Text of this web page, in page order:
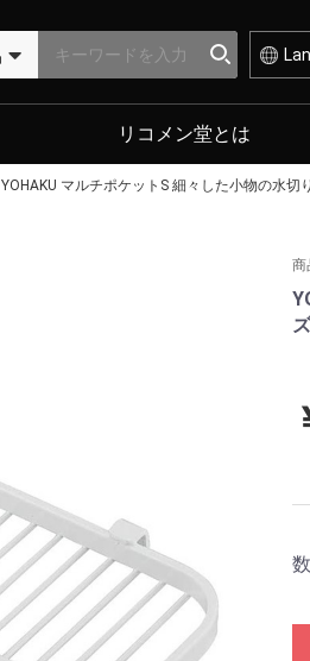
リコメン堂とは
YOHAKU マルチポケットS 細々した小物の水
商